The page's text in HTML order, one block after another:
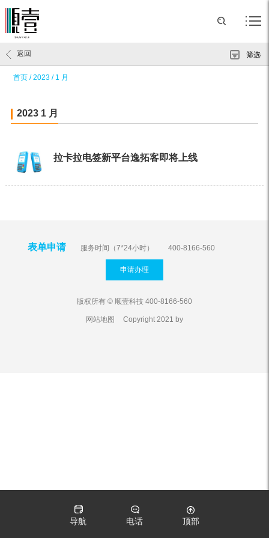
首页 /2023 / 1 月
返回 筛选
2023 1 月
拉卡拉电签新平台逸拓客即将上线
表单申请 服务时间（7*24小时） 400-8166-560
申请办理
版权所有 © 顺壹科技 400-8166-560
网站地图 Copyright 2021 by
导航 电话 顶部